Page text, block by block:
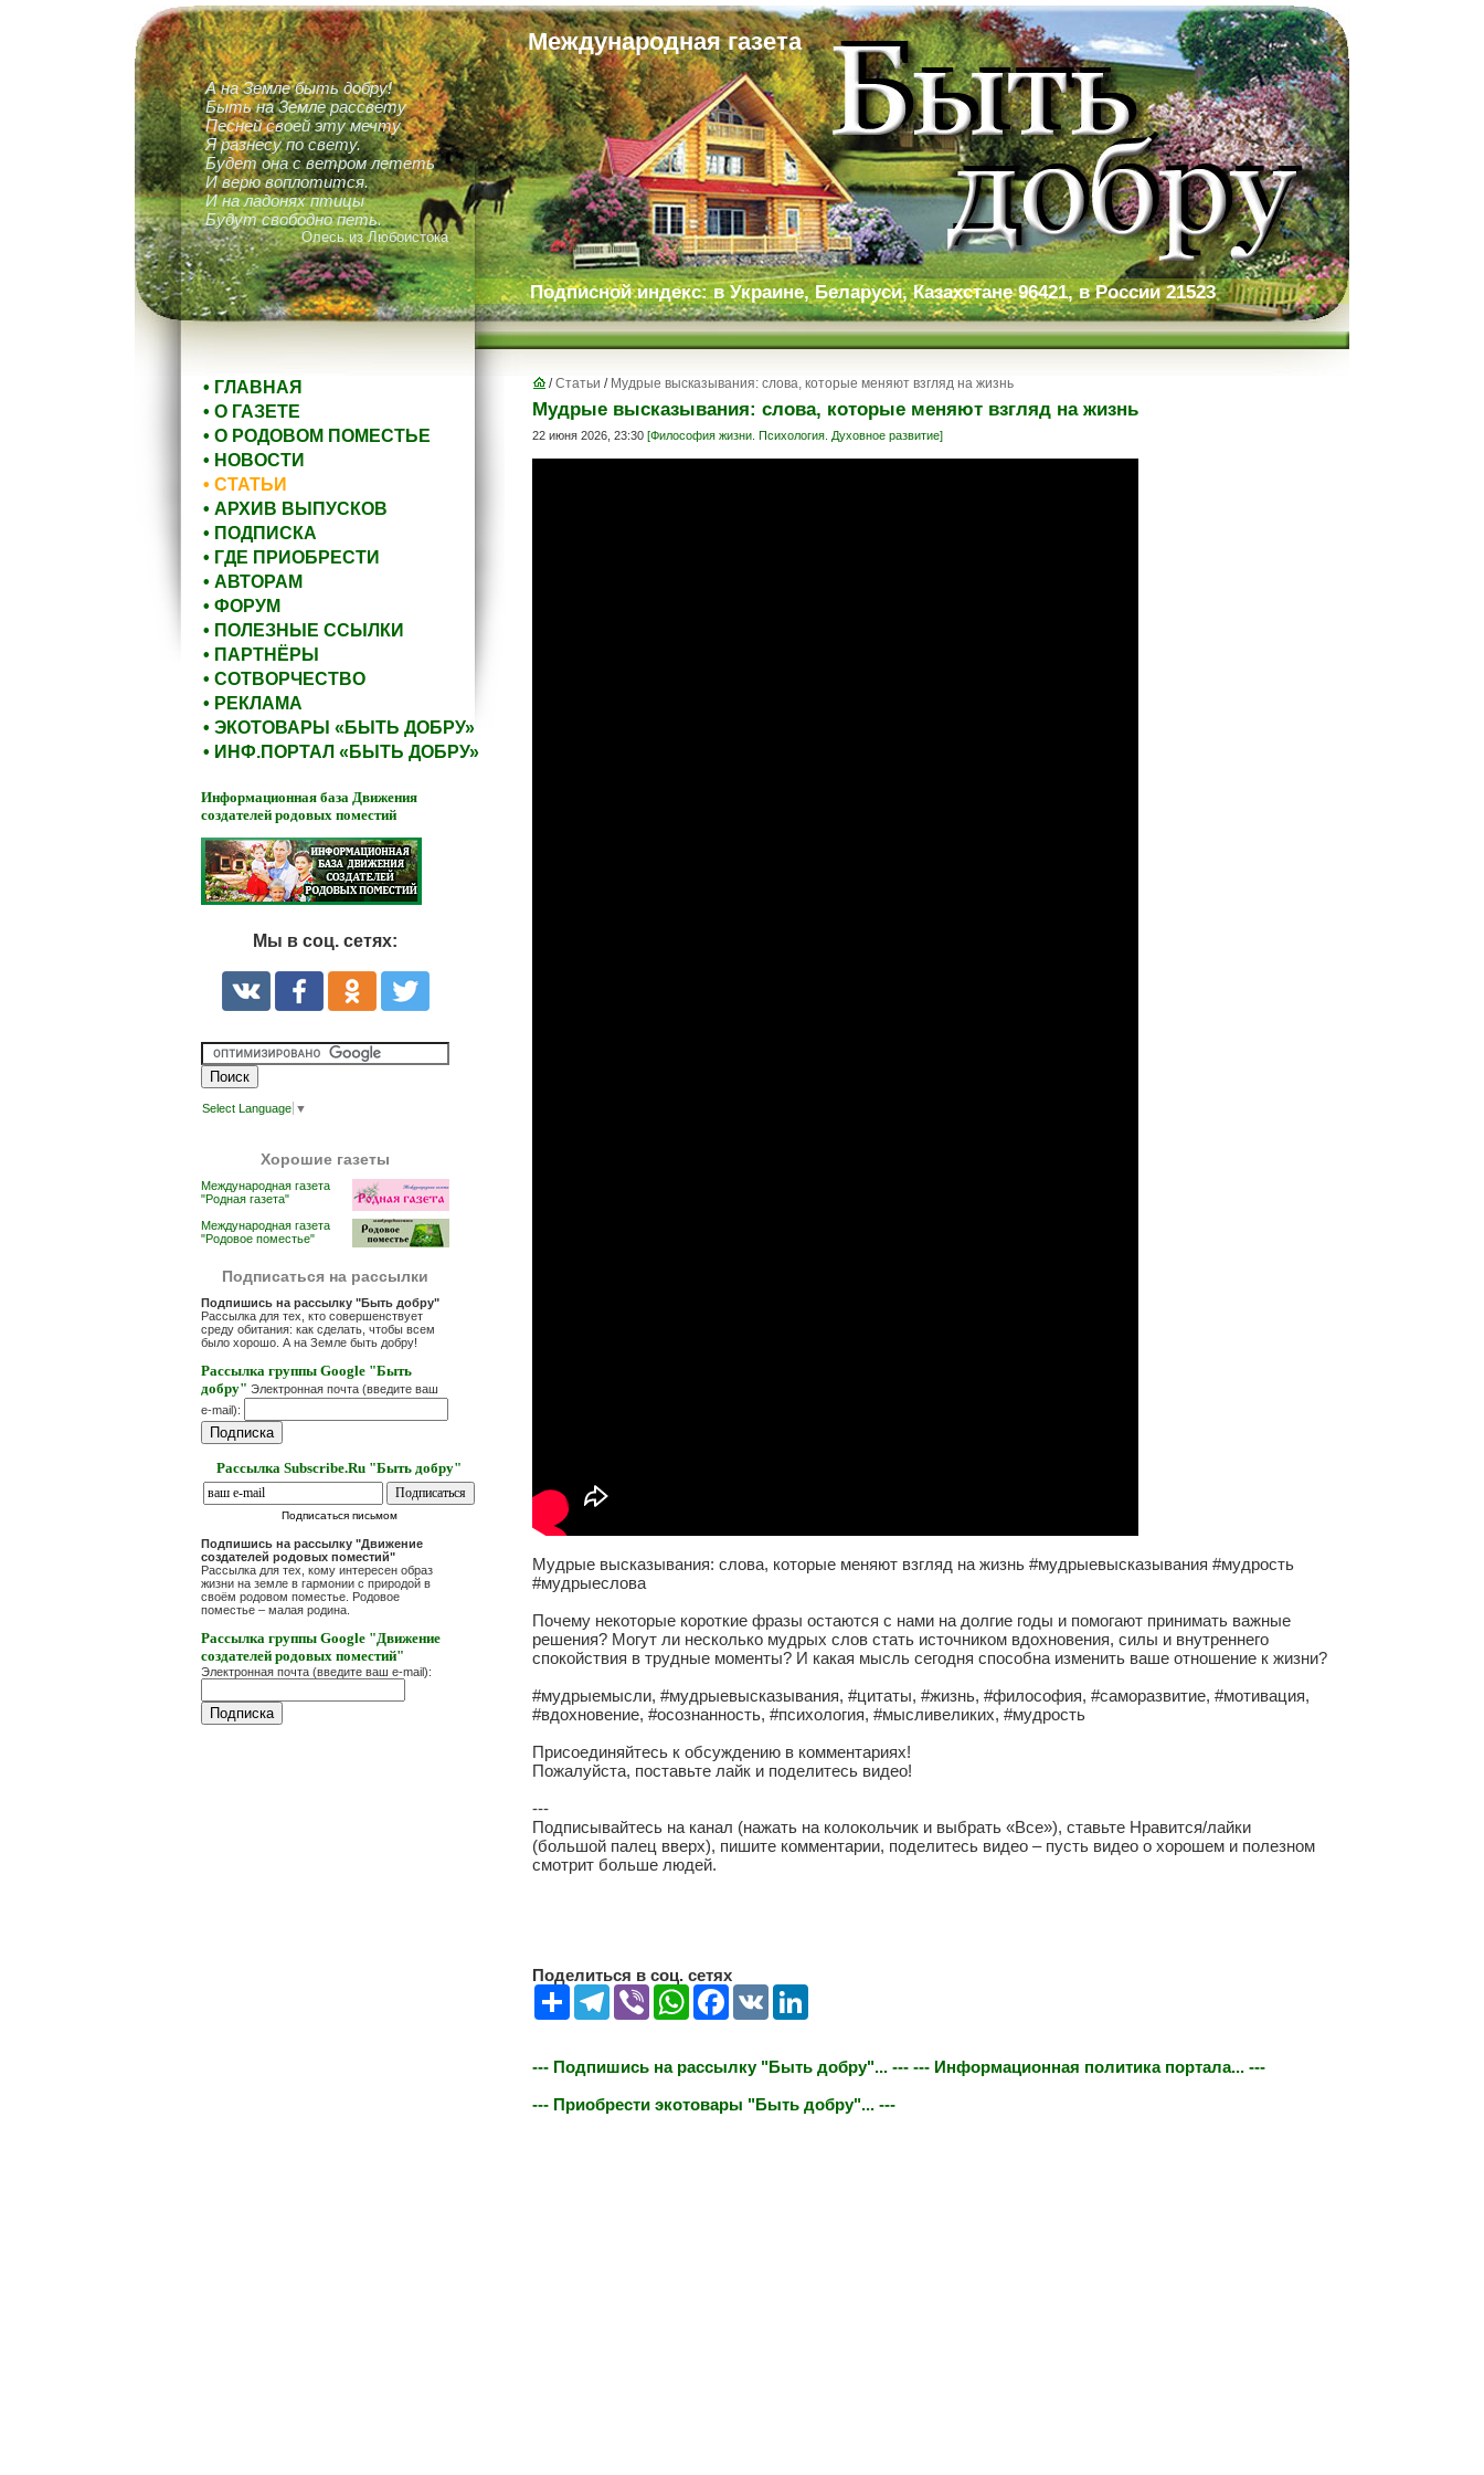
Международная газета
А на Земле быть добру!
Быть на Земле рассвету
Песней своей эту мечту
Я разнесу по свету.
Будет она с ветром лететь
И верю воплотится.
И на ладонях птицы
Будут свободно петь.
Олесь из Любоистока
Подписной индекс: в Украине, Беларуси, Казахстане 96421, в России 21523
• ГЛАВНАЯ
• О ГАЗЕТЕ
• О РОДОВОМ ПОМЕСТЬЕ
• НОВОСТИ
• СТАТЬИ
• АРХИВ ВЫПУСКОВ
• ПОДПИСКА
• ГДЕ ПРИОБРЕСТИ
• АВТОРАМ
• ФОРУМ
• ПОЛЕЗНЫЕ ССЫЛКИ
• ПАРТНЁРЫ
• СОТВОРЧЕСТВО
• РЕКЛАМА
• ЭКОТОВАРЫ «БЫТЬ ДОБРУ»
• ИНФ.ПОРТАЛ «БЫТЬ ДОБРУ»
Информационная база Движения
создателей родовых поместий
Мы в соц. сетях:
Select Language ▼
Хорошие газеты
Международная газета
"Родная газета"
Международная газета
"Родовое поместье"
Подписаться на рассылки
Подпишись на рассылку "Быть добру"
Рассылка для тех, кто совершенствует
среду обитания: как сделать, чтобы всем
было хорошо. А на Земле быть добру!
Рассылка группы Google "Быть
добру" Электронная почта (введите ваш
e-mail):
Рассылка Subscribe.Ru "Быть добру"
Подписаться письмом
Подпишись на рассылку "Движение
создателей родовых поместий"
Рассылка для тех, кому интересен образ
жизни на земле в гармонии с природой в
своём родовом поместье. Родовое
поместье – малая родина.
Рассылка группы Google "Движение
создателей родовых поместий"
Электронная почта (введите ваш e-mail):
/Статьи / Мудрые высказывания: слова, которые меняют взгляд на жизнь
Мудрые высказывания: слова, которые меняют взгляд на жизнь
22 июня 2026, 23:30 [Философия жизни. Психология. Духовное развитие]
Мудрые высказывания: слова, которые меняют взгляд на жизнь #мудрыевысказывания #мудрость
#мудрыеслова
Почему некоторые короткие фразы остаются с нами на долгие годы и помогают принимать важные
решения? Могут ли несколько мудрых слов стать источником вдохновения, силы и внутреннего
спокойствия в трудные моменты? И какая мысль сегодня способна изменить ваше отношение к жизни?
#мудрыемысли, #мудрыевысказывания, #цитаты, #жизнь, #философия, #саморазвитие, #мотивация,
#вдохновение, #осознанность, #психология, #мысливеликих, #мудрость
Присоединяйтесь к обсуждению в комментариях!
Пожалуйста, поставьте лайк и поделитесь видео!
---
Подписывайтесь на канал (нажать на колокольчик и выбрать «Все»), ставьте Нравится/лайки
(большой палец вверх), пишите комментарии, поделитесь видео – пусть видео о хорошем и полезном
смотрит больше людей.
Поделиться в соц. сетях
Share Telegram
Viber WhatsAppFacebook
VK
--- Подпишись на рассылку "Быть добру"... --- --- Информационная политика портала... ---
--- Приобрести экотовары "Быть добру"... ---